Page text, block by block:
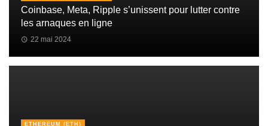
Coinbase, Meta, Ripple s’unissent pour lutter contre
les arnaques en ligne
22 mai 2024
ETHEREUM (ETH)